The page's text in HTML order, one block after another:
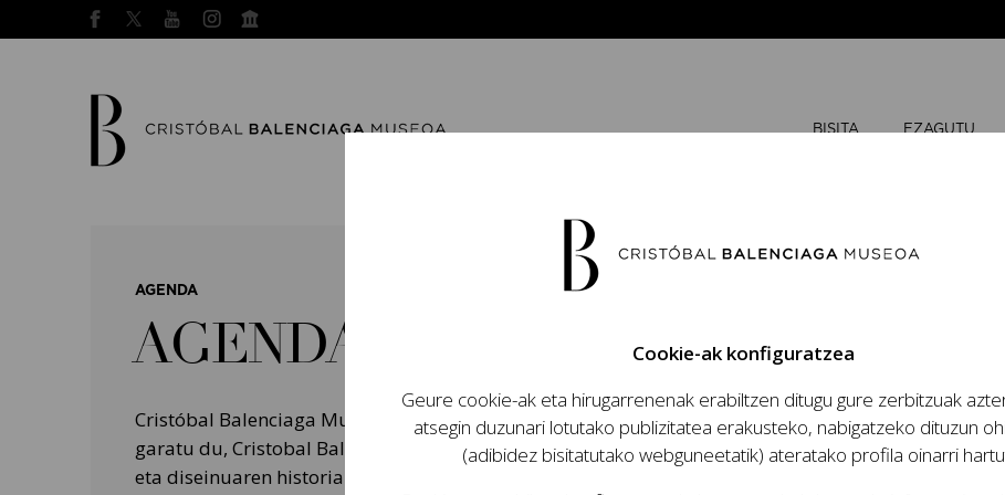
BISITA EZAGUTU
AGENDA
AGENDA
Cristóbal Balenciaga Museoak programazio handinahia
garatu du, Cristobal Balenciagaren bizitza eta lana, modaren
eta diseinuaren historian izan zuten garrantzia eta haren
Cookie-ak konfiguratzea
Geure cookie-ak eta hirugarrenenak erabiltzen ditugu gure zerbitzuak
atsegin duzunari lotutako publizitatea erakusteko, nabigatzeko dituzun
(adibidez bisitatutako webguneetatik) ateratako profila oinarri